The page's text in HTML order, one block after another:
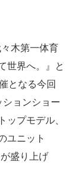
木第一体育
世界へ。』と
となる今回
ョンショー
プモデル、
ユニット
盛り上げ